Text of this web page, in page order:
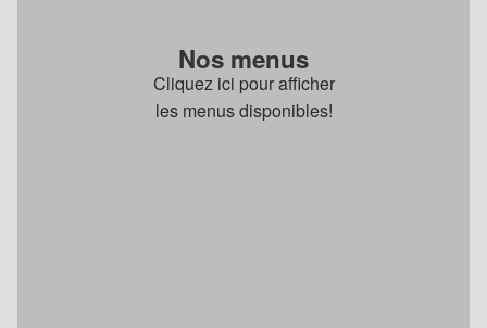
Nos menus
Cliquez ici pour afficher
les menus disponibles!